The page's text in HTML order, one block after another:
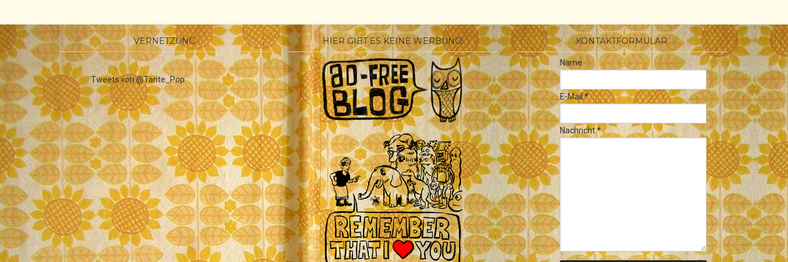
VERNETZUNG
Tweets von @Tante_Pop
HIER GIBT ES KEINE WERBUNG! KONTAKTFORMULAR
Name
E-Mail*
Nachricht*